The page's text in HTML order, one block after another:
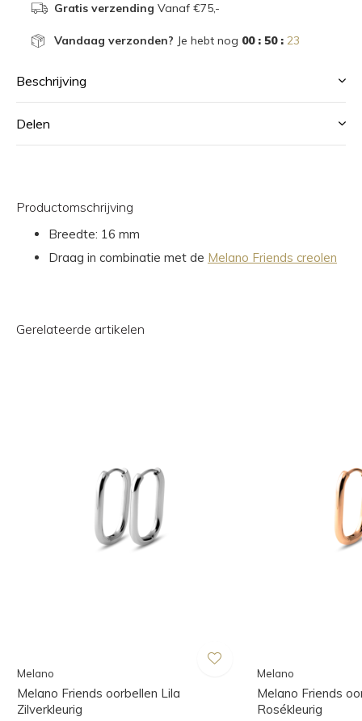
Gratis verzending Vanaf €75,-
Vandaag verzonden? Je hebt nog 00 : 50 : 23
Beschrijving
Delen
Productomschrijving
Breedte: 16 mm
Draag in combinatie met de Melano Friends creolen
Gerelateerde artikelen
Melano
Melano Friends oorbellen Lila
Zilverkleurig
Melano
Melano Friends
Rosékleurig